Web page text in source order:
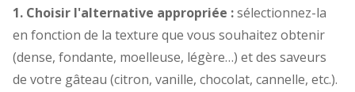
1. Choisir l'alternative appropriée :sélectionnez-la
en fonction de la texture que vous souhaitez obtenir
(dense, fondante, moelleuse, légère…) et des saveurs
de votre gâteau (citron, vanille, chocolat, cannelle, etc.).